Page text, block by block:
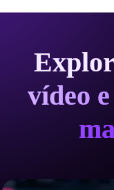
vídeo